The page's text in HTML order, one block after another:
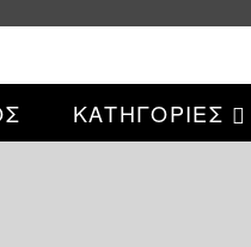
ΚΑΤΗΓΟΡΙΕΣ